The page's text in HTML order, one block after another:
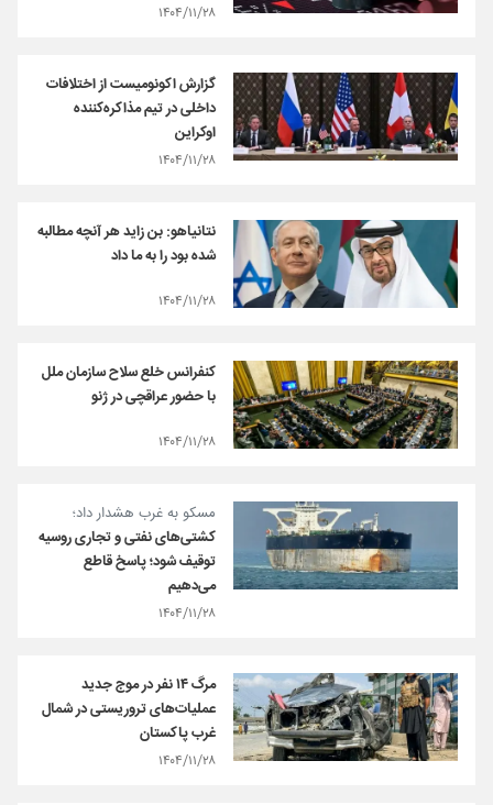
۱۴۰۴/۱۱/۲۸
گزارش اکونومیست از اختلافات
داخلی در تیم مذاکره‌کننده
اوکراین
۱۴۰۴/۱۱/۲۸
نتانیاهو: بن زاید هر آنچه مطالبه
شده بود را به ما داد
۱۴۰۴/۱۱/۲۸
کنفرانس خلع سلاح سازمان ملل
با حضور عراقچی در ژنو
۱۴۰۴/۱۱/۲۸
مسکو به غرب هشدار داد؛
کشتی‌های نفتی و تجاری روسیه
توقیف شود؛ پاسخ قاطع
می‌دهیم
۱۴۰۴/۱۱/۲۸
مرگ ۱۴ نفر در موج جدید
عملیات‌های تروریستی در شمال
غرب پاکستان
۱۴۰۴/۱۱/۲۸